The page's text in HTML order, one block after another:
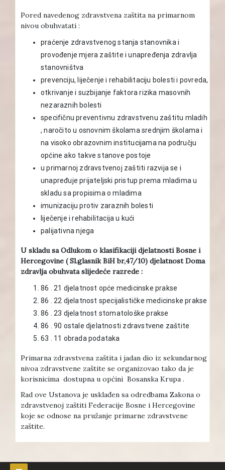
Pored navedenog zdravstvena zaštita na primarnom
nivou obuhvatati :
praćenje zdravstvenog stanja stanovnika i
provođenje mjera zaštite i unapređenja zdravlja
stanovništva
prevenciju, liječenje i rehabilitaciju bolesti i povreda,
otkrivanje i suzbijanje faktora rizika masovnih
nezaraznih bolesti
specifičnu preventivnu zdravstvenu zaštitu mladih
, naročito u osnovnim školama srednjim školama i
na visoko obrazovnim institucijama na području
općine ako takve stanove postoje
u primarnoj zdravstvenoj zaštiti razvija se i
unapređuje prijateljski pristup prema mladima u
skladu sa propisima o mladima
imunizaciju protiv zaraznih bolesti
liječenje i rehabilitacija u kući
palijativna njega
U skladu sa Odlukom o klasifikaciji djelatnosti Bosne i
Hercegovine ( Sl.glasnik BiH br,47/10) djelatnost Doma
zdravlja obuhvata slijedeće razrede :
86 . 21 djelatnost opće medicinske prakse
86 . 22 djelatnost specijalističke medicinske prakse
86 . 23 djelatnost stomatološke prakse
86 . 90 ostale djelatnosti zdravstvene zaštite
63 . 11 obrada podataka
Primarna zdravstvena zaštita i jadan dio iz sekundarnog
nivoa zdravstvene zaštite se organizovao tako da je
korisnicima dostupna u općini Bosanska Krupa .
Rad ove Ustanova je usklađen sa odredbama Zakona o
zdravstvenoj zaštiti Federacije Bosne i Hercegovine
koje se odnose na pružanje primarne zdravstvene
zaštite.